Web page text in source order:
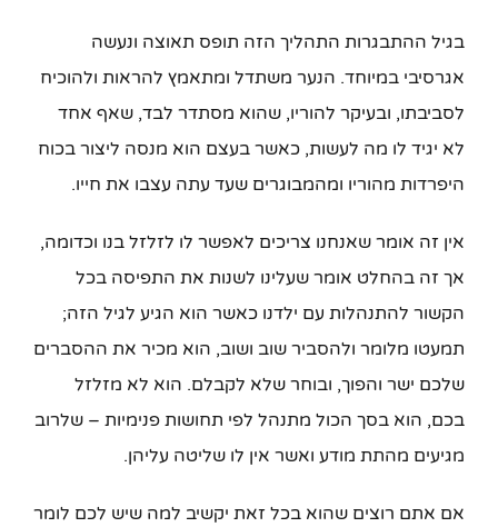
בגיל ההתבגרות התהליך הזה תופס תאוצה ונעשה
אגרסיבי במיוחד. הנער משתדל ומתאמץ להראות ולהוכיח
לסביבתו, ובעיקר להוריו, שהוא מסתדר לבד, שאף אחד
לא יגיד לו מה לעשות, כאשר בעצם הוא מנסה ליצור בכוח
היפרדות מהוריו ומהמבוגרים שעד עתה עצבו את חייו.
אין זה אומר שאנחנו צריכים לאפשר לו לזלזל בנו וכדומה,
אך זה בהחלט אומר שעלינו לשנות את התפיסה בכל
הקשור להתנהלות עם ילדנו כאשר הוא הגיע לגיל הזה;
תמעטו מלומר ולהסביר שוב ושוב, הוא מכיר את ההסברים
שלכם ישר והפוך, ובוחר שלא לקבלם. הוא לא מזלזל
בכם, הוא בסך הכול מתנהל לפי תחושות פנימיות – שלרוב
מגיעים מהתת מודע ואשר אין לו שליטה עליהן.
אם אתם רוצים שהוא בכל זאת יקשיב למה שיש לכם לומר